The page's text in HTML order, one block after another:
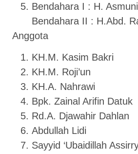
Bendahara I : H. Asmuni
Bendahara II : H.Abd.
Anggota
KH.M. Kasim Bakri
KH.M. Roji’un
KH.A. Nahrawi
Bpk. Zainal Arifin Datuk
Rd.A. Djawahir Dahlan
Abdullah Lidi
Sayyid ‘Ubaidillah